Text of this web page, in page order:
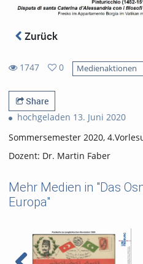
Zurück
1747
views
0
favorites
Medienaktionen
Share
hochgeladen 13. Juni 2020
Sommersemester 2020,
Dozent: Dr. Martin Faber
Mehr Medien in "Das
Europa"